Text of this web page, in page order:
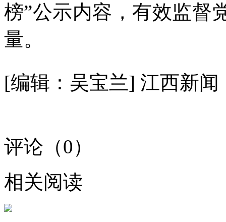
榜”公示内容，有效监督
量。
[编辑：吴宝兰] 江西新闻
评论（0）
相关阅读